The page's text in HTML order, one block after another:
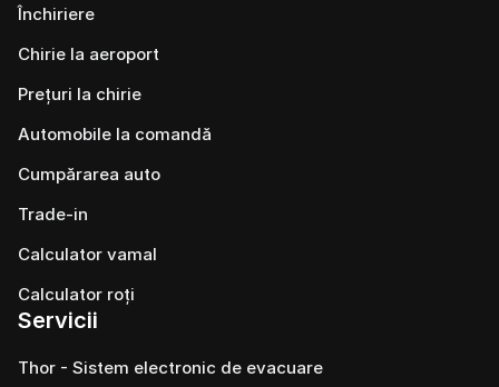
Închiriere
Chirie la aeroport
Prețuri la chirie
Automobile la comandă
Cumpărarea auto
Trade-in
Calculator vamal
Calculator roți
Servicii
Thor - Sistem electronic de evacuare